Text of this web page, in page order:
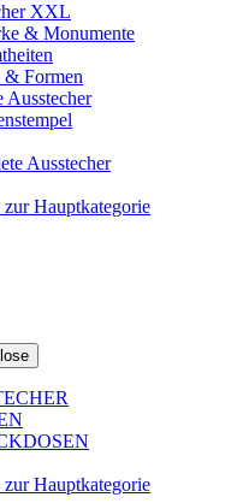
XXL
& Monumente
& Formen
Ausstecher
Ausstecher
zur Hauptkategorie
zur Hauptkategorie